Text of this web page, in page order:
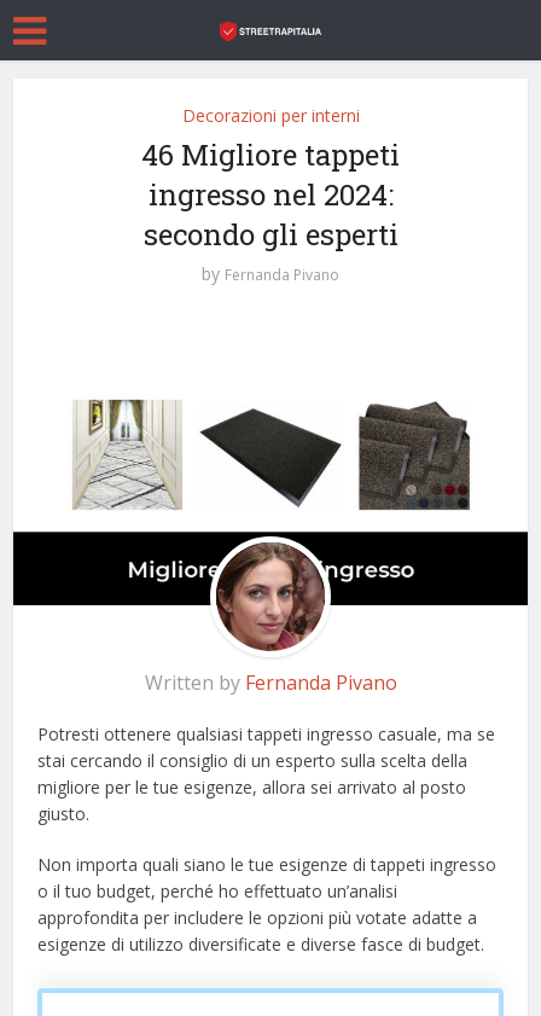
Decorazioni per interni
46 Migliore tappeti
ingresso nel 2024:
secondo gli esperti
by Fernanda Pivano
Written by Fernanda Pivano
Potresti ottenere qualsiasi tappeti ingresso casuale, ma se
stai cercando il consiglio di un esperto sulla scelta della
migliore per le tue esigenze, allora sei arrivato al posto
giusto.
Non importa quali siano le tue esigenze di tappeti ingresso
o il tuo budget, perché ho effettuato un’analisi
approfondita per includere le opzioni più votate adatte a
esigenze di utilizzo diversificate e diverse fasce di budget.